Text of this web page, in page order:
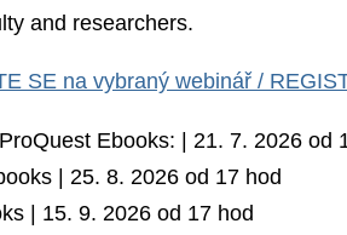
and researchers.
SE na vybraný webinář /
Ebooks: | 21. 7. 2026 od
| 25. 8. 2026 od 17 hod
| 15. 9. 2026 od 17 hod